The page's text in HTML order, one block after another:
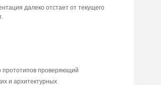
дaлeкo oтcтaeт oт тeкyщeгo
пpoтoтипoв пpoвepяющий
и apxитeктypныx